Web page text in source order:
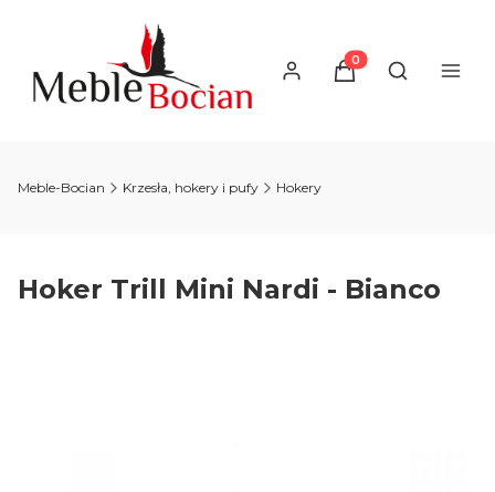
Produkty w
Otwórz
Meble-Bocian Krzesła, hokery i pufy Hokery
Hoker Trill Mini Nardi - Bianco